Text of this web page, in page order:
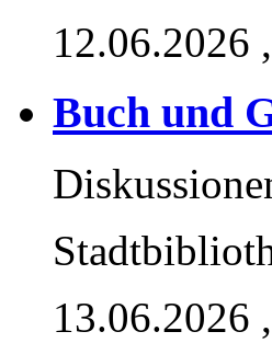
12.06.2026
Buch und
13.06.2026